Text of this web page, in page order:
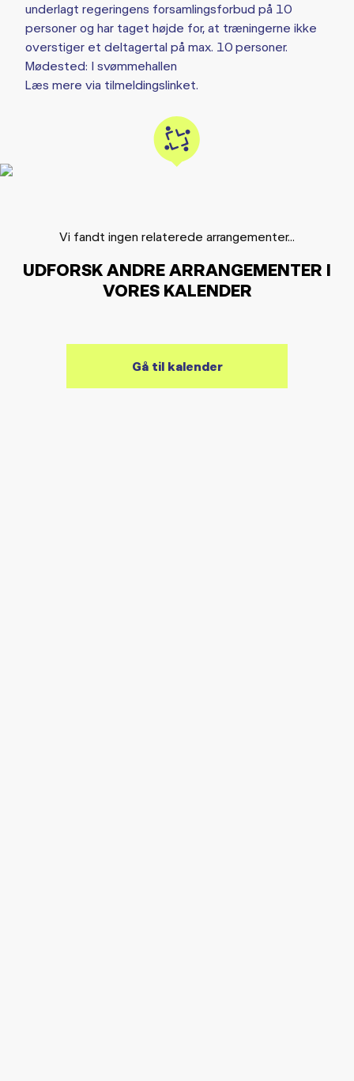
underlagt regeringens forsamlingsforbud på 10
personer og har taget højde for, at træningerne ikke
overstiger et deltagertal på max. 10 personer.
Mødested: I svømmehallen
Læs mere via tilmeldingslinket.
Vi fandt ingen relaterede arrangementer...
UDFORSK ANDRE ARRANGEMENTER I
VORES KALENDER
Gå til kalender